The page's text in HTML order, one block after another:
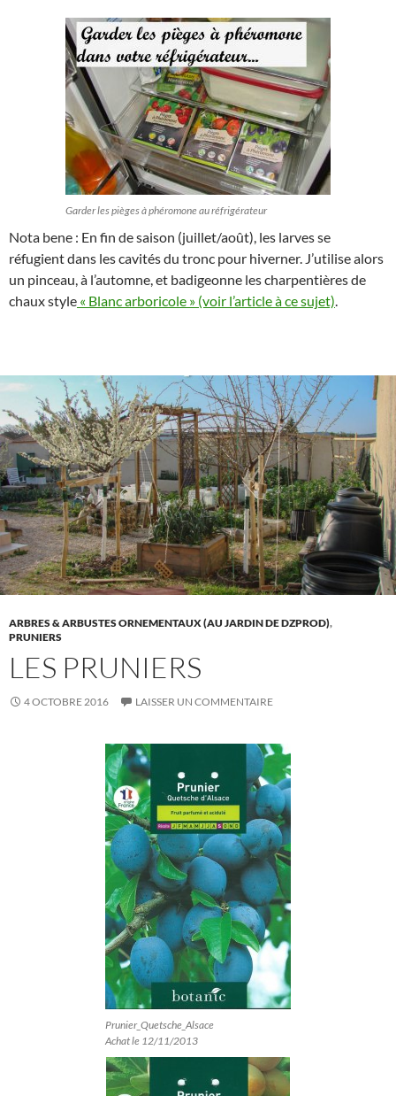
Garder les pièges à phéromone au réfrigérateur
Nota bene : En fin de saison (juillet/août), les larves se
réfugient dans les cavités du tronc pour hiverner. J’utilise alors
un pinceau, à l’automne, et badigeonne les charpentières de
chaux style « Blanc arboricole » (voir l’article à ce sujet).
ARBRES & ARBUSTES ORNEMENTAUX (AU JARDIN DE DZPROD),
PRUNIERS
LES PRUNIERS
4 OCTOBRE 2016 LAISSER UN COMMENTAIRE
Prunier_Quetsche_Alsace
Achat le 12/11/2013